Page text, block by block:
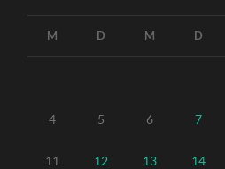
M D M D
4 5 6 7
11 12 13 14